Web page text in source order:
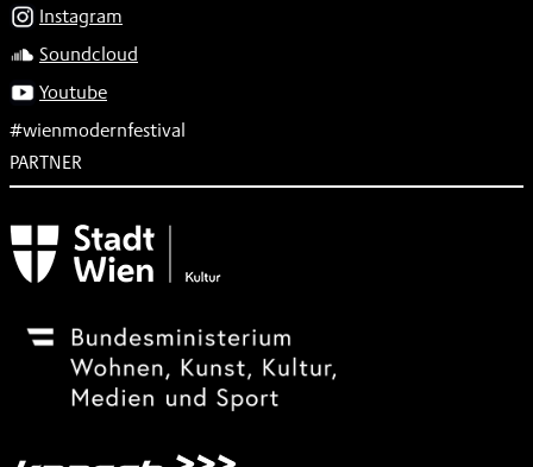
Instagram
Soundcloud
Youtube
#wienmodernfestival
PARTNER
Subventionsgeber